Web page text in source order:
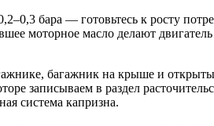
бара — готовьтесь к росту
моторное масло делают
багажник на крыше и
записываем в раздел
система капризна.